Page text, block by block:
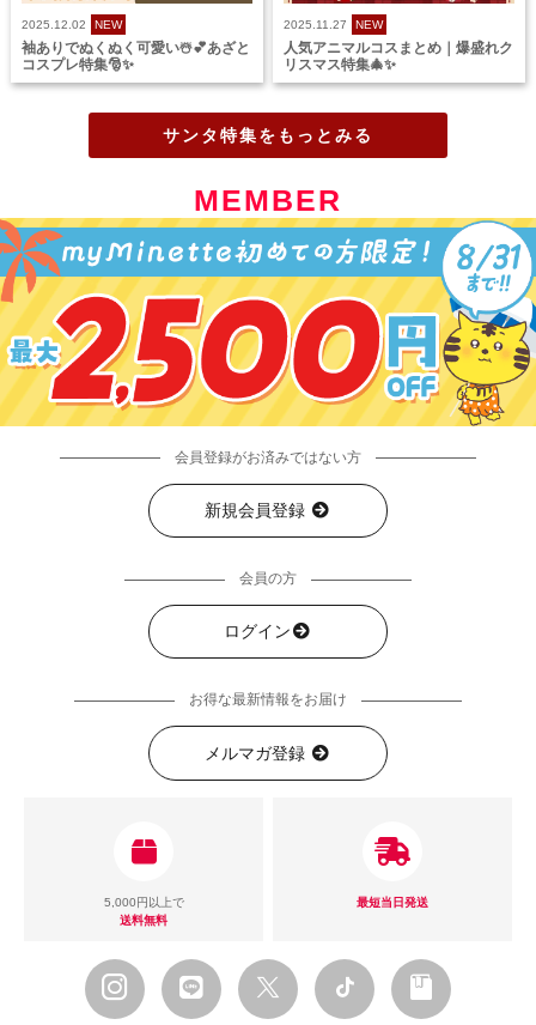
2025.12.02 NEW
袖ありでぬくぬく可愛い☃️💕あざと
コスプレ特集🎅✨
2025.11.27 NEW
人気アニマルコスまとめ｜爆盛れク
リスマス特集🎄✨
サンタ特集をもっとみる
MEMBER
会員登録がお済みではない方
新規会員登録
会員の方
ログイン
お得な最新情報をお届け
メルマガ登録
5,000円以上で
送料無料
最短当日発送